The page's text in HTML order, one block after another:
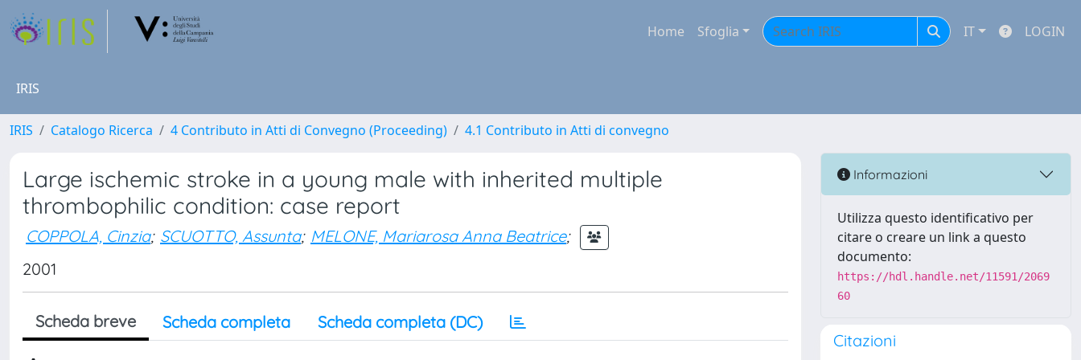
Home Sfoglia IT LOGIN
IRIS
IRIS Catalogo Ricerca 4 Contributo in Atti di Convegno (Proceeding) 4.1 Contributo in Atti di convegno
Large ischemic stroke in a young male with inherited multiple
thrombophilic condition: case report
COPPOLA, Cinzia; SCUOTTO, Assunta; MELONE, Mariarosa Anna Beatrice;
2001
Scheda breve Scheda completa Scheda completa (DC)
Informazioni
Utilizza questo identificativo per
citare o creare un link a questo
documento:
https://hdl.handle.net/11591/2069
60
Citazioni